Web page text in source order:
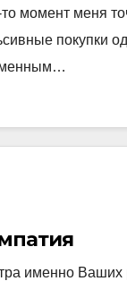
момент меня
покупки
именно Ваших